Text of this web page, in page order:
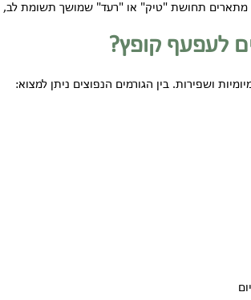
מתארים תחושת "טיק" או "רעד" שמושך תשומת
לעפעף קופץ?
ושפירות. בין הגורמים הנפוצים ניתן למצוא: